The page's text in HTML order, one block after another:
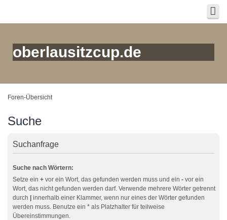
oberlausitzcup.de
Foren-Übersicht
Suche
Suchanfrage
Suche nach Wörtern:
Setze ein + vor ein Wort, das gefunden werden muss und ein - vor ein
Wort, das nicht gefunden werden darf. Verwende mehrere Wörter getrennt
durch
innerhalb einer Klammer, wenn nur eines der Wörter gefunden
werden muss. Benutze ein * als Platzhalter für teilweise
Übereinstimmungen.